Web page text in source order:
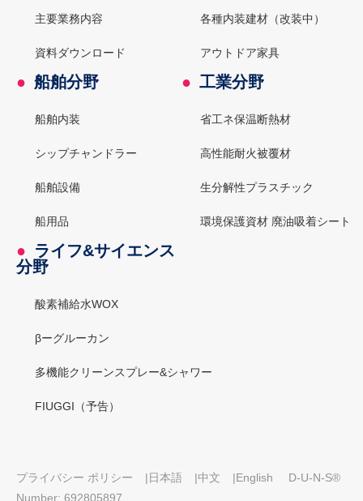
主要業務内容
資料ダウンロード
各種内装建材（改装中）
アウトドア家具
● 船舶分野
船舶内装
シップチャンドラー
船舶設備
船用品
● 工業分野
省工ネ保温断熱材
高性能耐火被覆材
生分解性プラスチック
環境保護資材 廃油吸着シート
● ライフ&サイエンス
分野
酸素補給水WOX
βーグルーカン
多機能クリーンスプレー&シャワー
FIUGGI（予告）
プライバシー ポリシー |日本語 |中文 |English
D-U-N-S®
Number: 692805897